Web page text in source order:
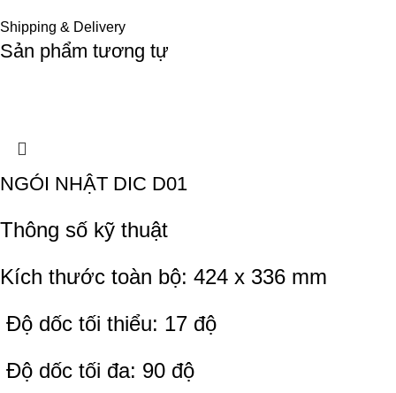
Shipping & Delivery
Sản phẩm tương tự
NGÓI NHẬT DIC D01
Thông số kỹ thuật
Kích thước toàn bộ: 424 x 336 mm
Độ dốc tối thiểu: 17 độ
Độ dốc tối đa: 90 độ